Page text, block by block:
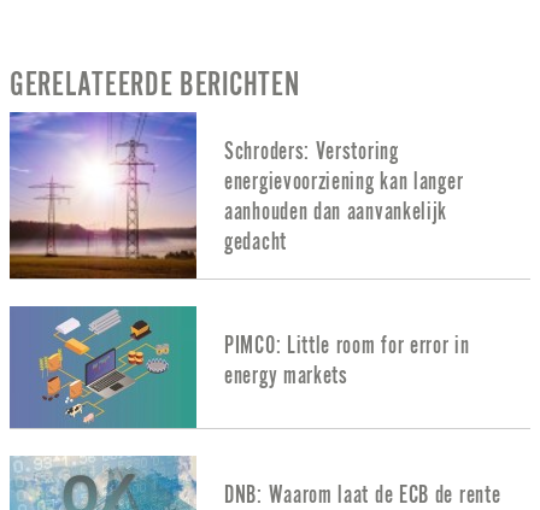
GERELATEERDE BERICHTEN
Schroders: Verstoring
energievoorziening kan langer
aanhouden dan aanvankelijk
gedacht
PIMCO: Little room for error in
energy markets
DNB: Waarom laat de ECB de rente